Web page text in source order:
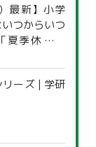
最新】小学
つからいつ
季休暇一
リーズ | 学研